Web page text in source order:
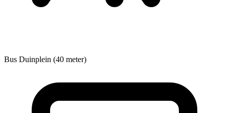
Bus Duinplein (40 meter)